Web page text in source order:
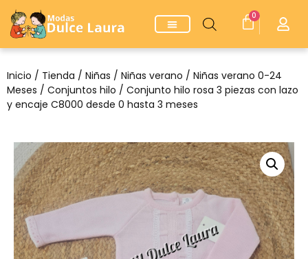
0
Inicio / Tienda / Niñas / Niñas verano / Niñas verano 0-24
Meses / Conjuntos hilo / Conjunto hilo rosa 3 piezas con lazo
y encaje C8000 desde 0 hasta 3 meses